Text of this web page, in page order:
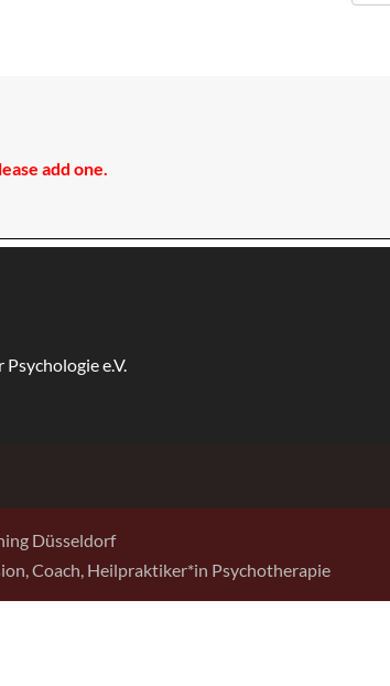
add one.
Düsseldorf
Coach, Heilpraktiker*in Psychotherapie